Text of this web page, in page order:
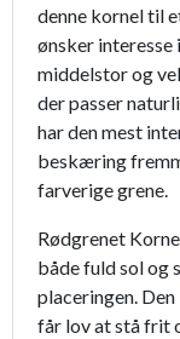
denne kornel til
ønsker interesse
middelstor og
der passer
har den mest
beskæring
farverige grene.
Rødgrenet
både fuld sol og
placeringen.
får lov at stå frit